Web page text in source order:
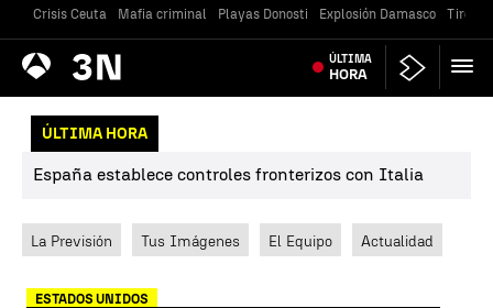
Crisis Ceuta Mafia criminal Playas Donosti Explosión Damasco Tiroteo
Antena
3 Noticias ÚLTIMA
HORA
ÚLTIMA HORA
España establece controles fronterizos con Italia
La Previsión Tus Imágenes El Equipo Actualidad
ESTADOS UNIDOS